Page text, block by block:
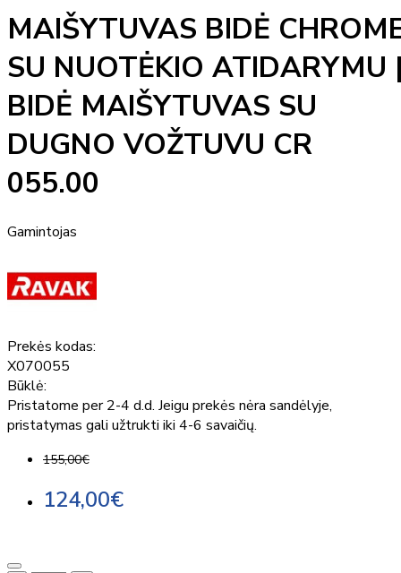
MAIŠYTUVAS BIDĖ
SU NUOTĖKIO ATIDARYMU
BIDĖ MAIŠYTUVAS SU
DUGNO VOŽTUVU CR
055.00
Gamintojas
Prekės kodas:
X070055
Būklė:
Pristatome per 2-4 d.d. Jeigu prekės nėra sandėlyje,
pristatymas gali užtrukti iki 4-6 savaičių.
155,00€
124,00€